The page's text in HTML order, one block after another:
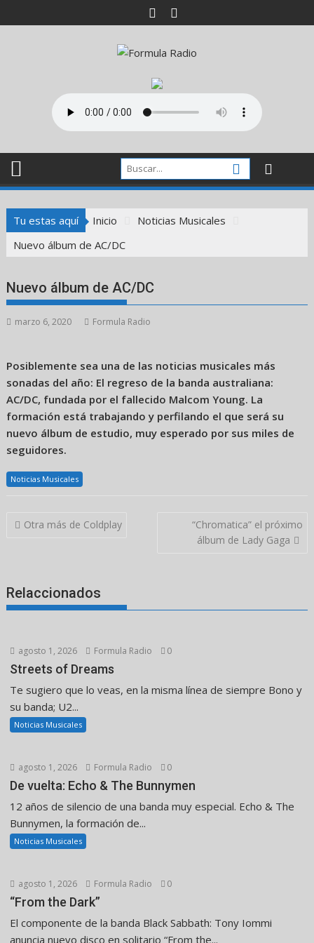
al
Tu estas aquí Inicio
Noticias Musicales
Nuevo álbum de AC/DC
Nuevo álbum de AC/DC
marzo 6, 2020 Formula Radio
Posiblemente sea una de las noticias musicales más
sonadas del año: El regreso de la banda australiana:
AC/DC, fundada por el fallecido Malcom Young. La
formación está trabajando y perfilando el que será su
nuevo álbum de estudio, muy esperado por sus miles de
seguidores.
Noticias Musicales
Navegación
Otra más de Coldplay
“Chromatica” el próximo
álbum de Lady Gaga
Relaccionados
agosto 1, 2026 Formula Radio 0
Streets of Dreams
Te sugiero que lo veas, en la misma línea de siempre Bono y
su banda; U2...
Noticias Musicales
agosto 1, 2026 Formula Radio 0
De vuelta: Echo & The Bunnymen
12 años de silencio de una banda muy especial. Echo & The
Bunnymen, la formación de...
Noticias Musicales
agosto 1, 2026 Formula Radio 0
“From the Dark”
El componente de la banda Black Sabbath: Tony Iommi
anuncia nuevo disco en solitario “From the...